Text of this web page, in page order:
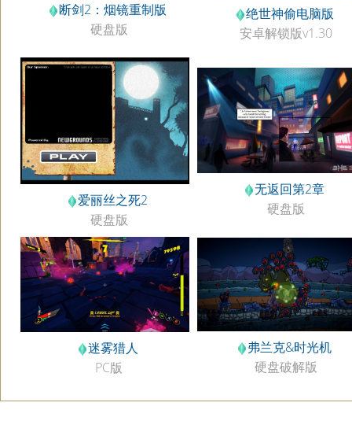
断剑2：烟镜重制版
硬盘版
绝世神偷电脑版
安卓解锁版v1.30
爱丽丝之死2
硬盘版
无返回第2章
硬盘版
迷雾猎人
PC版
弗兰克&时光机
硬盘破解版